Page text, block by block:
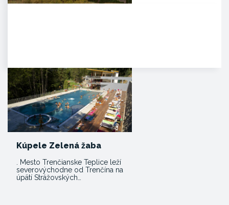
Kúpele Zelená žaba
. Mesto Trenčianske Teplice leží
severovýchodne od Trenčína na
úpätí Strážovských…